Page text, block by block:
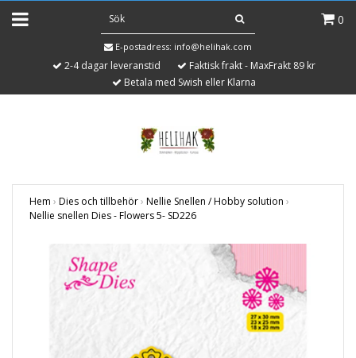
0
E-postadress: info@helihak.com
2-4 dagar leveranstid
Faktisk frakt - MaxFrakt 89 kr
Betala med Swish eller Klarna
Hem › Dies och tillbehör› Nellie Snellen / Hobby solution ›
Nellie snellen Dies - Flowers 5- SD226